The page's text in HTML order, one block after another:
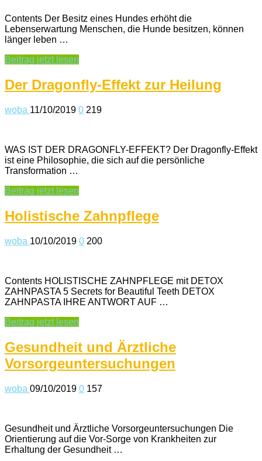
Contents Der Besitz eines Hundes erhöht die
Lebenserwartung Menschen, die Hunde besitzen, können
länger leben …
Beitrag jetzt lesen
Der Dragonfly-Effekt zur Heilung
woba 11/10/2019 0 219
WAS IST DER DRAGONFLY-EFFEKT? Der Dragonfly-Effekt
ist eine Philosophie, die sich auf die persönliche
Transformation …
Beitrag jetzt lesen
Holistische Zahnpflege
woba 10/10/2019 0 200
Contents HOLISTISCHE ZAHNPFLEGE mit DETOX
ZAHNPASTA 5 Secrets for Beautiful Teeth DETOX
ZAHNPASTA IHRE ANTWORT AUF …
Beitrag jetzt lesen
Gesundheit und Ärztliche
Vorsorgeuntersuchungen
woba 09/10/2019 0 157
Gesundheit und Ärztliche Vorsorgeuntersuchungen Die
Orientierung auf die Vor-Sorge von Krankheiten zur
Erhaltung der Gesundheit …